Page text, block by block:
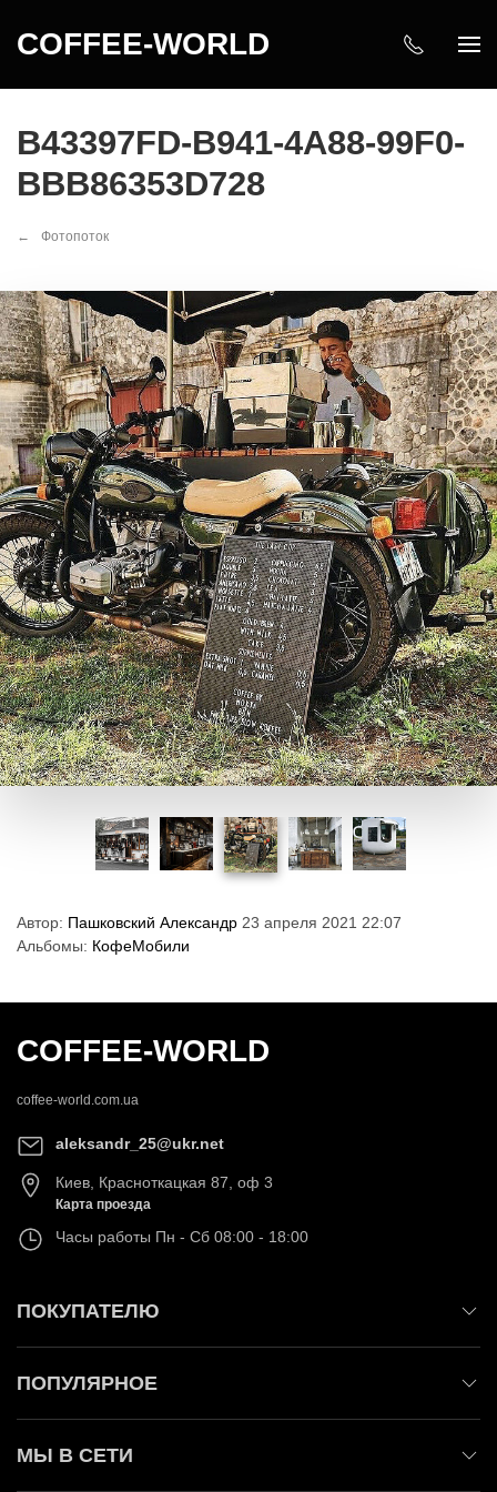
COFFEE-WORLD
B43397FD-B941-4A88-99F0-
BBB86353D728
Фотопоток
Автор: Пашковский Александр 23 апреля 2021 22:07
Альбомы: КофеМобили
COFFEE-WORLD
coffee-world.com.ua
aleksandr_25@ukr.net
Киев Красноткацкая 87, оф 3
Карта проезда
Часы работы Пн - Сб 08:00 - 18:00
ПОКУПАТЕЛЮ
ПОПУЛЯРНОЕ
МЫ В СЕТИ